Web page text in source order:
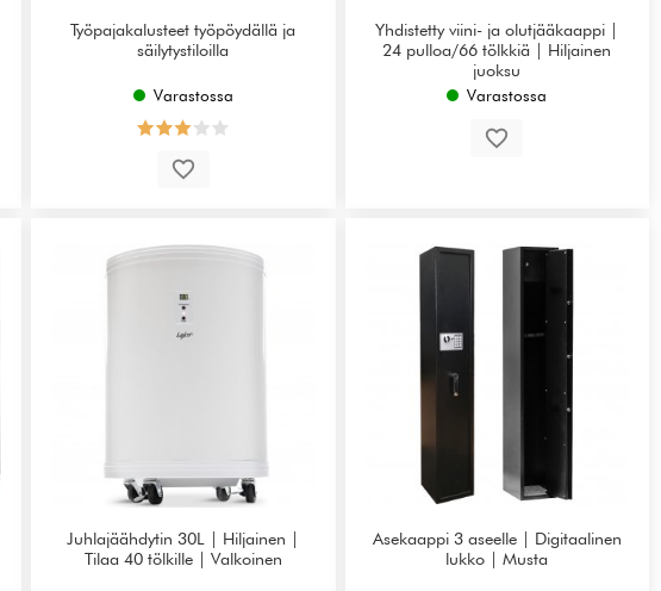
Työpajakalusteet työpöydällä ja
säilytystiloilla
Varastossa
Yhdistetty viini- ja olutjääkaappi |
24 pulloa/66 tölkkiä | Hiljainen
juoksu
Varastossa
Juhlajäähdytin 30L | Hiljainen |
Tilaa 40 tölkille | Valkoinen
Asekaappi 3 aseelle | Digitaalinen
lukko | Musta